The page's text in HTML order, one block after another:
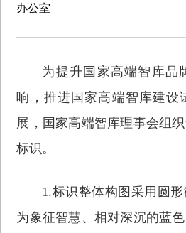
办公室
为提升国家高端智库品
响，推进国家高端智库建设
展，国家高端智库理事会组
标识。
1.标识整体构图采用圆
为象征智慧、相对深沉的蓝